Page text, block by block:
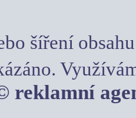
šíření
reklamní